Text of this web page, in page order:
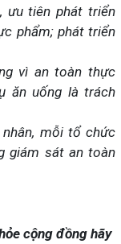
ưu tiên phát triển
phẩm; phát triển
vì an toàn thực
ăn uống là trách
mỗi tổ chức
giám sát an toàn
cộng đồng hãy